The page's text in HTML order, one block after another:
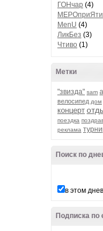
ГОНчар (4)
MenU (4)
ЛикБез (3)
Чтиво (1)
Метки
"звизда" sam
велосипед дом
концерт
поездка
реклама
Поиск по
в этом
Подписка по